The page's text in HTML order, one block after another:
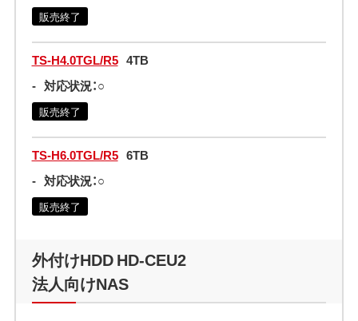
販売終了
TS-H4.0TGL/R5 4TB
- 対応状況：○
販売終了
TS-H6.0TGL/R5 6TB
- 対応状況：○
販売終了
外付けHDD HD-CEU2
法人向けNAS